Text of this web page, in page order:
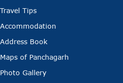
Travel Tips
Accommodation
Address Book
Maps of Panchagarh
Photo Gallery